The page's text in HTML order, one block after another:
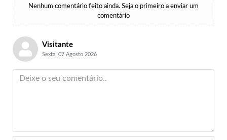
Nenhum comentário feito ainda. Seja o primeiro a enviar um
comentário
Visitante
Sexta, 07 Agosto 2026